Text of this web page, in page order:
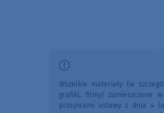
Wszelkie materiały (w
grafiki, filmy) zamieszczone
przepisami ustawy z dnia 4